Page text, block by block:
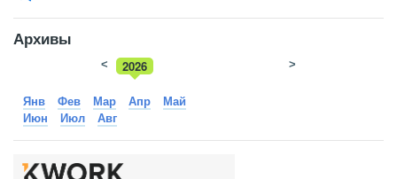
Архивы
2026
2025
< >
Янв Фев Мар Апр
Май
Июн
Июл Авг